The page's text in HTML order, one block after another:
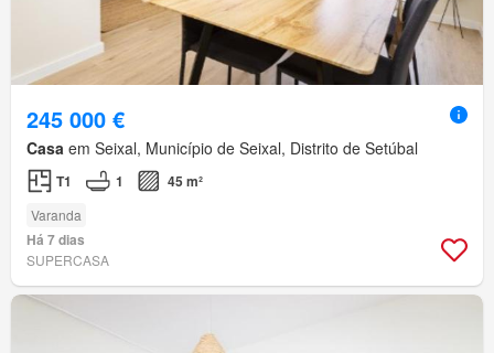
245 000 €
Casa em Seixal, Município de Seixal, Distrito de Setúbal
T1 1 45 m²
Varanda
Há 7 dias
SUPERCASA